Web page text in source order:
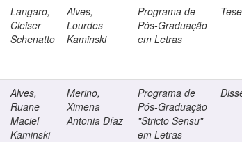
Langaro,
Cleiser
Schenatto
Alves,
Lourdes
Kaminski
Programa de
Pós-Graduação
em Letras
Tese
Alves,
Ruane
Maciel
Kaminski
Merino,
Ximena
Antonia Díaz
Programa de
Pós-Graduação
"Stricto Sensu"
em Letras